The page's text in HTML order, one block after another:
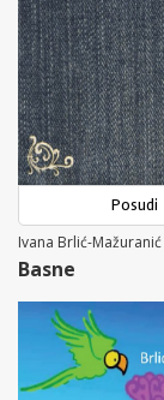
Posudi
Ivana Brlić-Mažuranić
Basne